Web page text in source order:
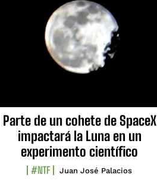
Parte de un cohete de SpaceX
impactará la Luna en un
experimento científico
#NTF Juan José Palacios